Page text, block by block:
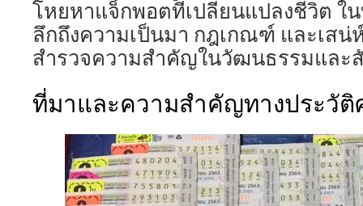
โหยหาแจ็กพอตที่เปลี่ยนแปลงชีวิต ใน
ลึกถึงความเป็นมา กฎเกณฑ์ และเสน่
สำรวจความสำคัญในวัฒนธรรมและ
ที่มาและความสำคัญทางประวัติ